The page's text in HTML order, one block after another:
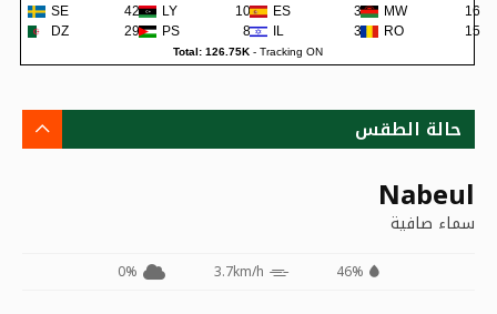
SE
422 LY 105 ES 38 MW
16
DZ
299 PS 80 IL 36 RO 15
Total: 126.75K- Tracking ON
حالة الطقس
Nabeul
سماء صافية
46%
3.7km/h
0%